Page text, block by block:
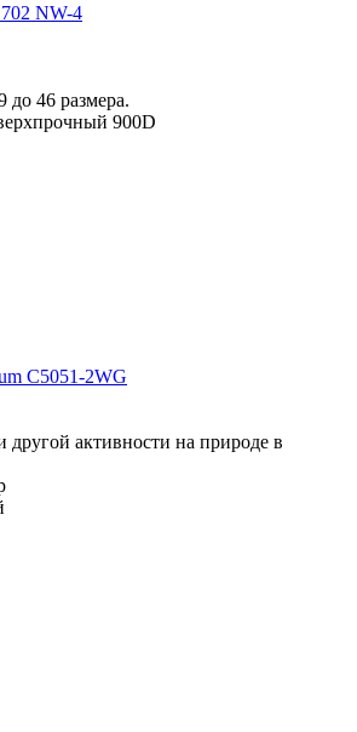
NW-4
до 46 размера.
900D
С5051-2WG
активности на природе в